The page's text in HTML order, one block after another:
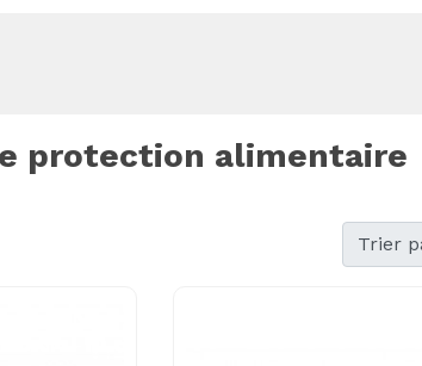
protection alimentaire
Trier